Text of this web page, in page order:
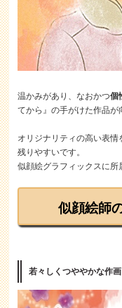
温かみがあり、なおかつ個
てから』の手がけた作品が
オリジナリティの高い表
残りやすいです。
似顔絵グラフィックスに所
似顔絵師
若々しくつややかな作